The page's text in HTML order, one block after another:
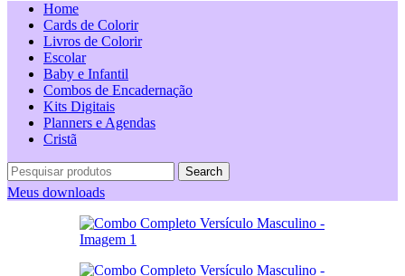
Home
Cards de Colorir
Livros de Colorir
Escolar
Baby e Infantil
Combos de Encadernação
Kits Digitais
Planners e Agendas
Cristã
Search
Meus downloads